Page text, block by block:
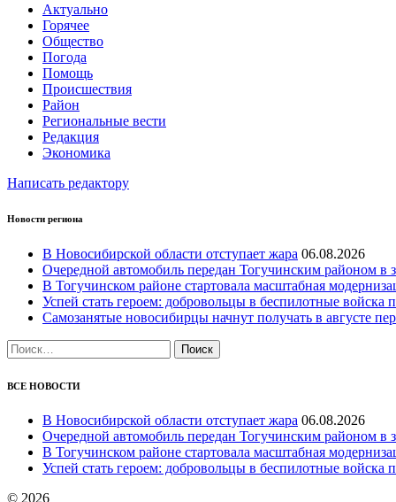
Актуально
Горячее
Общество
Погода
Помощь
Происшествия
Район
Региональные вести
Редакция
Экономика
Написать редактору
Новости региона
В Новосибирской области отступает жара 06.08.2026
Очередной автомобиль передан Тогучинским районом в
В Тогучинском районе стартовала масштабная
Успей стать героем: добровольцы в беспилотные войска
Самозанятые новосибирцы начнут получать в августе
Найти:
ВСЕ НОВОСТИ
В Новосибирской области отступает жара 06.08.2026
Очередной автомобиль передан Тогучинским районом в
В Тогучинском районе стартовала масштабная
Успей стать героем: добровольцы в беспилотные войска
© 2026